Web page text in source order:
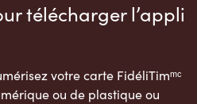
télécharger l’appli
votre carte FidéliTimᵐᶜ
ou de plastique ou